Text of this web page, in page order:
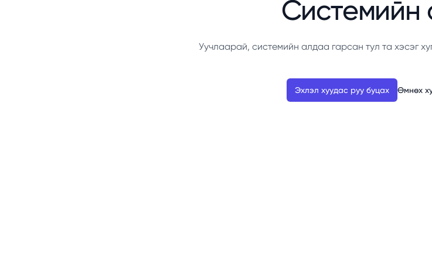
Системийн
Уучлаарай, системийн алдаа гарсан тул та хэсэг
Эхлэл хуудас руу буцах Өмнөх